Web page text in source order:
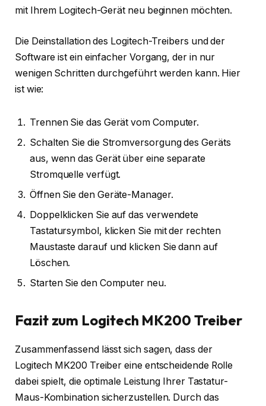
mit Ihrem Logitech-Gerät neu beginnen möchten.
Die Deinstallation des Logitech-Treibers und der
Software ist ein einfacher Vorgang, der in nur
wenigen Schritten durchgeführt werden kann. Hier
ist wie:
Trennen Sie das Gerät vom Computer.
Schalten Sie die Stromversorgung des Geräts
aus, wenn das Gerät über eine separate
Stromquelle verfügt.
Öffnen Sie den Geräte-Manager.
Doppelklicken Sie auf das verwendete
Tastatursymbol, klicken Sie mit der rechten
Maustaste darauf und klicken Sie dann auf
Löschen.
Starten Sie den Computer neu.
Fazit zum Logitech MK200 Treiber
Zusammenfassend lässt sich sagen, dass der
Logitech MK200 Treiber eine entscheidende Rolle
dabei spielt, die optimale Leistung Ihrer Tastatur-
Maus-Kombination sicherzustellen. Durch das